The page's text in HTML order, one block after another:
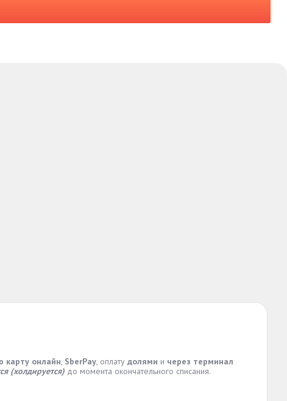
карту онлайн, SberPay, оплату долями и через терминал
(холдируется) до момента окончательного списания.